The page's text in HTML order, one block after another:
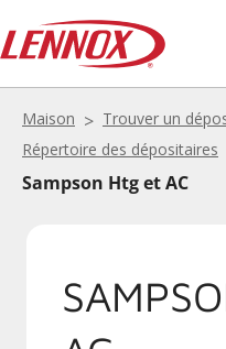
Maison
Trouver un
Répertoire des dépositaires
Sampson Htg et AC